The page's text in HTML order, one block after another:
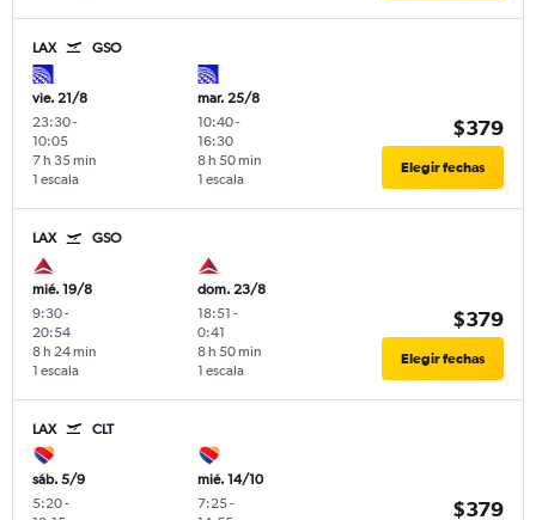
LAX GSO
vie. 21/8
23:30-
10:05
1 escala
7 h 35 min
mar. 25/8
10:40-
16:30
1 escala
8 h 50 min
$379
Elegir fechas
LAX GSO
mié. 19/8
9:30-
20:54
1 escala
8 h 24 min
dom. 23/8
18:51 -
0:41
1 escala
8 h 50 min
$379
Elegir fechas
LAX CLT
sáb. 5/9
5:20-
mié. 14/10
7:25-
$379